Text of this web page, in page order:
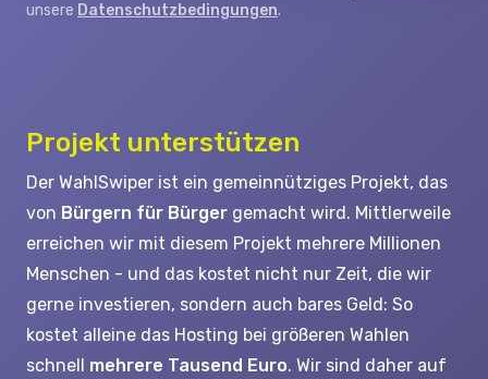
unsere Datenschutzbedingungen.
Projekt unterstützen
Der WahlSwiper ist ein gemeinnütziges Projekt, das
von Bürgern für Bürger gemacht wird. Mittlerweile
erreichen wir mit diesem Projekt mehrere Millionen
Menschen - und das kostet nicht nur Zeit, die wir
gerne investieren, sondern auch bares Geld: So
kostet alleine das Hosting bei größeren Wahlen
schnell mehrere Tausend Euro. Wir sind daher auf